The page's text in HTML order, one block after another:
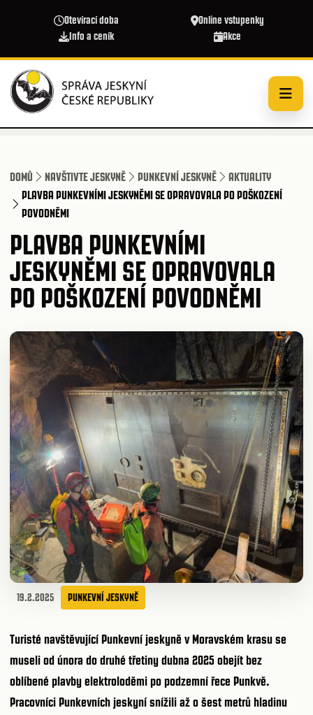
Otevírací doba
Online vstupenky
Info a ceník
Akce
DOMŮ NAVŠTIVTE JESKYNĚ PUNKEVNÍ JESKYNĚ
AKTUALITY
PLAVBA PUNKEVNÍMI JESKYNĚMI SE OPRAVOVALA PO POŠKOZENÍ
POVODNĚMI
PLAVBA PUNKEVNÍMI
JESKYNĚMI SE OPRAVOVALA
PO POŠKOZENÍ POVODNĚMI
19.2.2025 PUNKEVNÍ JESKYNĚ
Turisté navštěvující Punkevní jeskyně v Moravském krasu se
museli od února do druhé třetiny dubna 2025 obejít bez
oblíbené plavby elektroloděmi po podzemní řece Punkvě.
Pracovníci Punkevních jeskyní snížili až o šest metrů hladinu